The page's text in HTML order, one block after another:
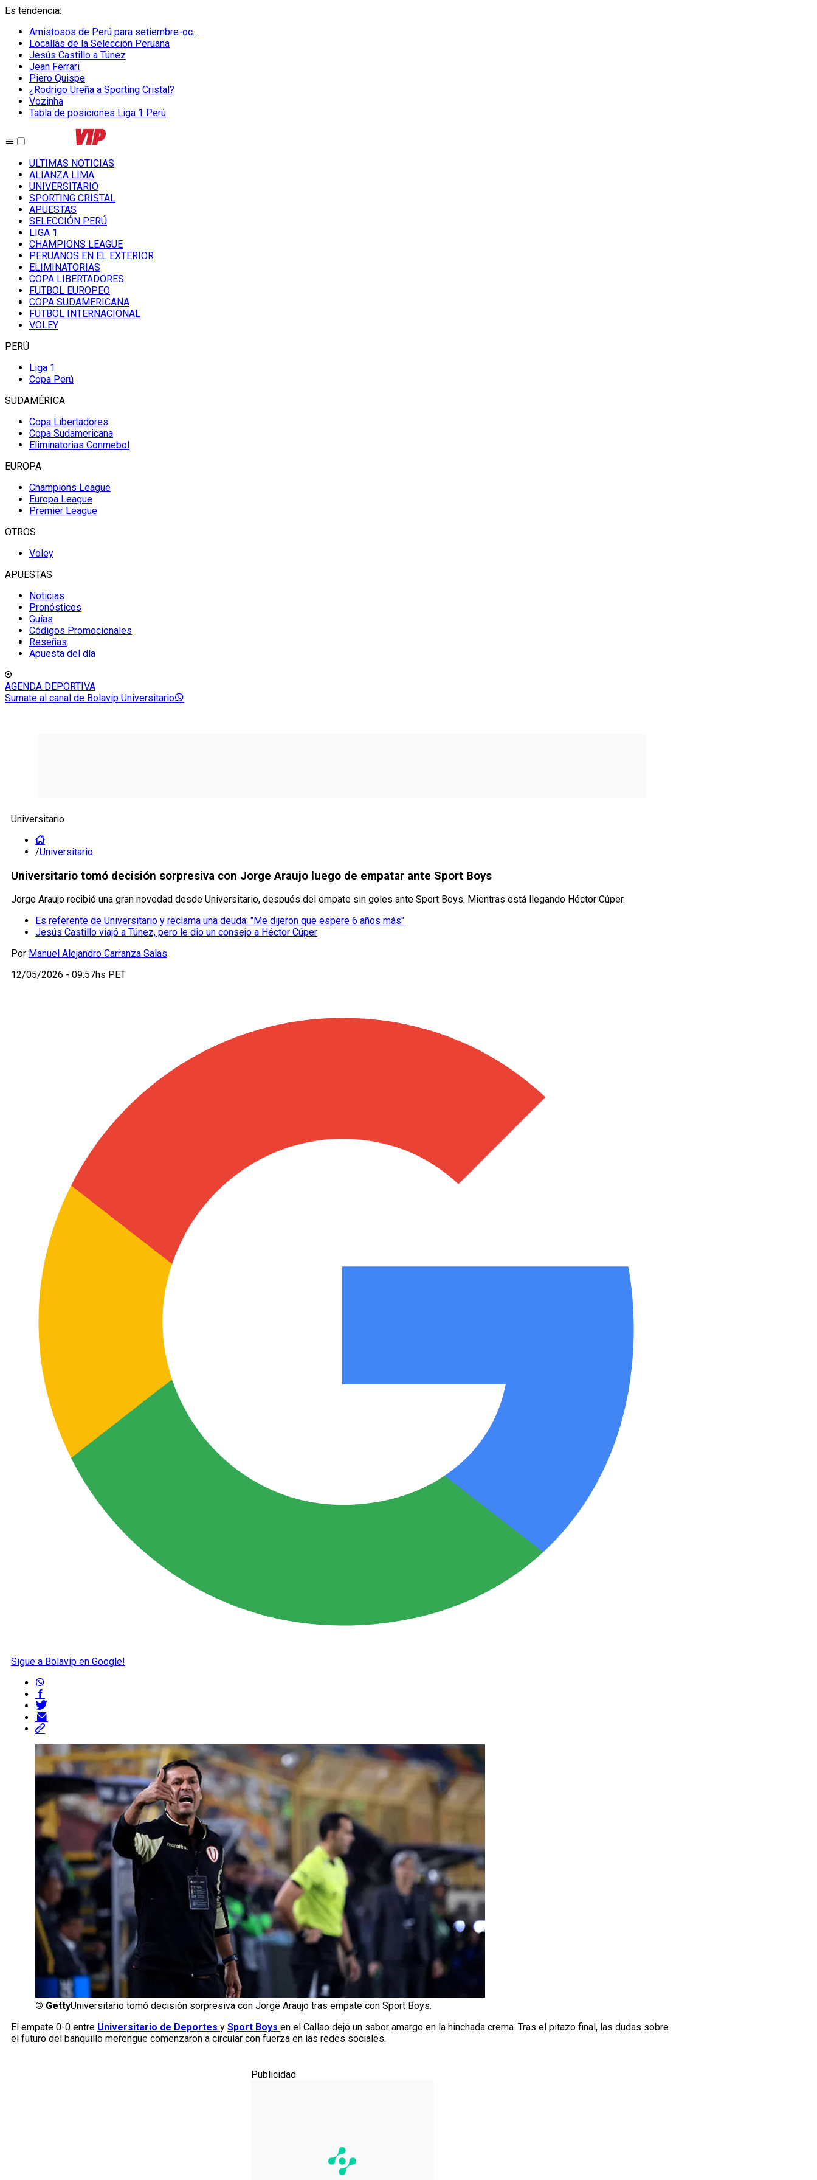
Es tendencia:
Amistosos de Perú para setiembre-oc...
Localías de la Selección Peruana
Jesús Castillo a Túnez
Jean Ferrari
Piero Quispe
¿Rodrigo Ureña a Sporting Cristal?
Vozinha
Tabla de posiciones Liga 1 Perú
ULTIMAS NOTICIAS
ALIANZA LIMA
UNIVERSITARIO
SPORTING CRISTAL
APUESTAS
SELECCIÓN PERÚ
LIGA 1
CHAMPIONS LEAGUE
PERUANOS EN EL EXTERIOR
ELIMINATORIAS
COPA LIBERTADORES
FUTBOL EUROPEO
COPA SUDAMERICANA
FUTBOL INTERNACIONAL
VOLEY
PERÚ
Liga 1
Copa Perú
SUDAMÉRICA
Copa Libertadores
Copa Sudamericana
Eliminatorias Conmebol
EUROPA
Champions League
Europa League
Premier League
OTROS
Voley
APUESTAS
Noticias
Pronósticos
Guías
Códigos Promocionales
Reseñas
Apuesta del día
AGENDA DEPORTIVA
Sumate al canal de Bolavip Universitario
Universitario
/Universitario
Universitario tomó decisión sorpresiva con Jorge Araujo luego de empatar ante Sport Boys
Jorge Araujo recibió una gran novedad desde Universitario, después del empate sin goles ante Sport Boys. Mientras está llegando Héctor Cúper.
Es referente de Universitario y reclama una deuda: "Me dijeron que espere 6 años más"
Jesús Castillo viajó a Túnez, pero le dio un consejo a Héctor Cúper
Por Manuel Alejandro Carranza Salas
12/05/2026 - 09:57hs PET
Sigue a Bolavip en Google!
© GettyUniversitario tomó decisión sorpresiva con Jorge Araujo tras empate con Sport Boys.
El empate 0-0 entre Universitario de Deportes y Sport Boys en el Callao dejó un sabor amargo en la hinchada crema. Tras el pitazo final, las dudas sobre
el futuro del banquillo merengue comenzaron a circular con fuerza en las redes sociales.
Publicidad